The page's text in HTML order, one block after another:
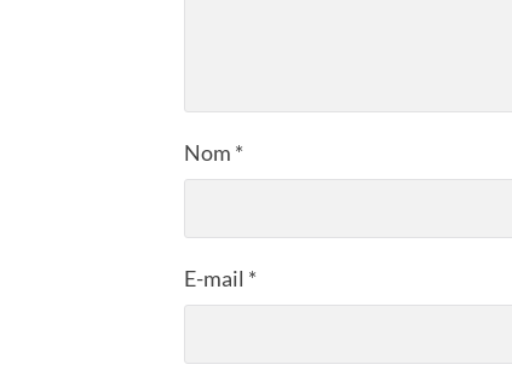
Nom *
E-mail *